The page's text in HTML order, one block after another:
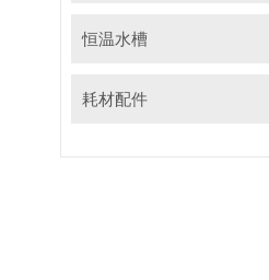
恒温水槽
耗材配件